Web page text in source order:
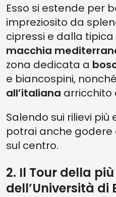
Esso si estende per
impreziosito da
cipressi e dalla
macchia
zona dedicata a
e biancospini,
all’italiana arricchito
Salendo sui rilievi
potrai anche godere
sul centro.
2. Il Tour della
dell’Università di